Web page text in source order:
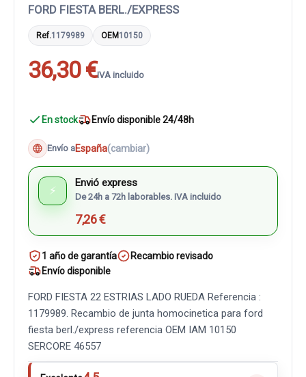
FORD FIESTA BERL./EXPRESS
Ref.1179989 OEM10150
36,30 €IVA incluido
En stock Envío disponible 24/48h
Envío aEspaña(cambiar)
⚡
Envió express
De 24h a 72h laborables. IVA incluido
7,26 €
1 año de garantía
Recambio revisado
Envío disponible
FORD FIESTA 22 ESTRIAS LADO RUEDA Referencia :
1179989. Recambio de junta homocinetica para ford
fiesta berl./express referencia OEM IAM 10150
SERCORE 46557